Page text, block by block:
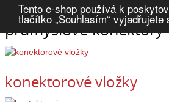
Tento e-shop používá k
tlačítko „Souhlasím“
Úvod Zásuvky, vidlice, konektory
průmyslové
konektorové vložky